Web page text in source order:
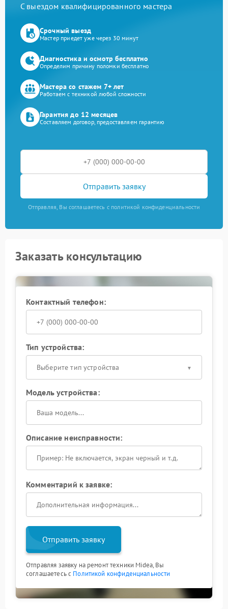
С выездом квалифицированного мастера
Срочный выезд
Мастер приедет уже через 30 минут
Диагностика и осмотр бесплатно
Определим причину поломки бесплатно
Мастера со стажем 7+ лет
Работаем с техникой любой сложности
Гарантия до 12 месяцев
Составляем договор, предоставляем гарантию
Отправить заявку
Отправляя, Вы соглашаетесь с политикой конфиденциальности
Заказать консультацию
Контактный телефон:
Тип устройства:
Выберите тип устройства
Модель устройства:
Описание неисправности:
Комментарий к заявке:
Отправить заявку
Отправляя заявку на ремонт техники Midea, Вы
соглашаетесь с Политикой конфиденциальности